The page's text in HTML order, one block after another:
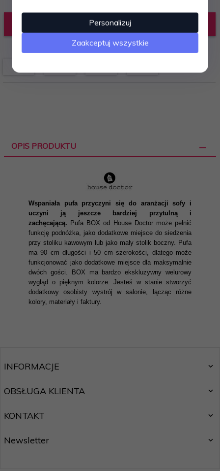
DODAJ DO KOSZYKA
OPIS PRODUKTU
Wspaniała pufa przyczyni się do aranżacji sofy i
uczyni ją jeszcze bardziej przytulną i
zachęcającą. Pufa BOX od House Doctor może pełnić
funkcję podnóżka, jako dodatkowe miejsce do siedzenia
przy stoliku kawowym lub jako mały stolik boczny. Pufa
ma 90 cm długości i 50 cm szerokości, dlatego może
funkcjonować jako dodatkowe miejsce dla maksymalnie
dwóch gości. BOX ma bardzo ekskluzywny welurowy
wygląd o pięknym kolorze. Jesteś w stanie stworzyć
dodatkowy osobisty wystrój w salonie, łącząc różne
kolory, materiały i faktury.
INFORMACJE
OBSŁUGA KLIENTA
KONTAKT
Newsletter
Personalizuj
Zaakceptuj wszystkie